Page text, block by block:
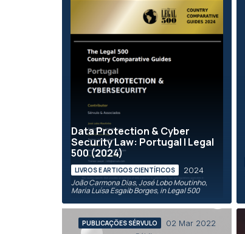
Data Protection & Cyber
Security Law: Portugal | Legal
500 (2024)
LIVROS E ARTIGOS CIENTÍFICOS 2024
João Carmona Dias, José Lobo Moutinho,
Maria Luísa Esgaib Borges, in Legal 500
PUBLICAÇÕES SÉRVULO 02 Mar 2022